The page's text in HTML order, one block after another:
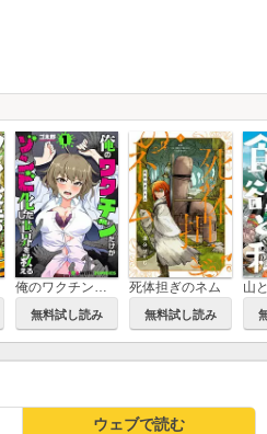
俺のワクチンだけがゾンビ化した世界を救える
無料試し読み
死体担ぎのネム
無料試し読み
山
ウェブで読む